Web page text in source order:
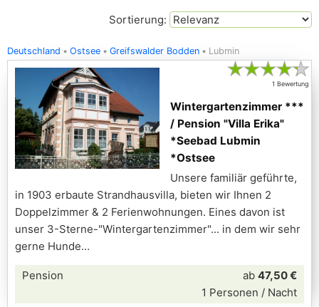
Sortierung:
Deutschland Ostsee Greifswalder Bodden Lubmin
★★★★★
1 Bewertung
Wintergartenzimmer ***
/ Pension "Villa Erika"
*Seebad Lubmin
*Ostsee
Unsere familiär geführte,
in 1903 erbaute Strandhausvilla, bieten wir Ihnen 2
Doppelzimmer & 2 Ferienwohnungen. Eines davon ist
unser 3-Sterne-"Wintergartenzimmer"... in dem wir sehr
gerne Hunde
Pension ab 47,50 €
1 Personen / Nacht